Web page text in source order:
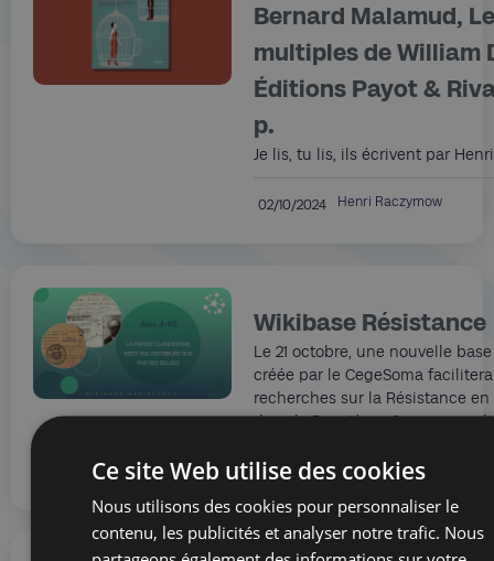
Bernard Malamud,
multiples de William
Éditions Payot &
p.
Je lis, tu lis, ils écrivent par
02/10/2024 Henri Raczymow
Wikibase Résistance
Le 21 octobre, une nouvelle
créée par le CegeSoma
recherches sur la Résistance
dans la Deuxième Guerre
02/10/2024 Roland Baumann
Ce site Web utilise des cookies
Nous utilisons des cookies pour personnaliser le
contenu, les publicités et analyser notre trafic. Nous